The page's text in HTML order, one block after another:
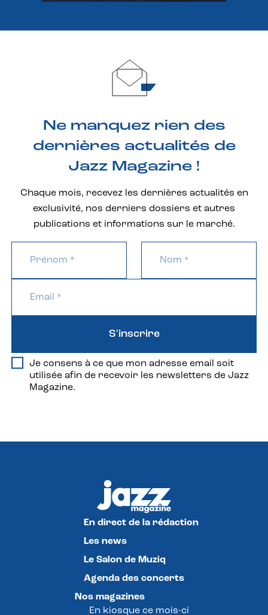
Ne manquez rien des
dernières actualités de
Jazz Magazine !
Chaque mois, recevez les dernières actualités en
exclusivité, nos derniers dossiers et autres
publications et informations sur le marché.
Je consens à ce que mon adresse email soit
utilisée afin de recevoir les newsletters de Jazz
Magazine.
S'inscrire
En direct de la rédaction
Les news
Le Salon de Muziq
Agenda des concerts
Nos magazines
En kiosque ce mois-ci